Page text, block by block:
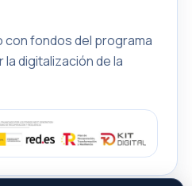
con fondos del programa
la digitalización de la